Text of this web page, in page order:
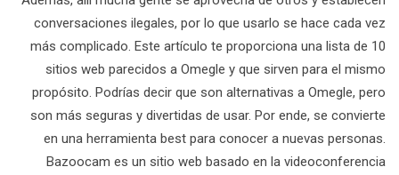
conversaciones ilegales, por lo que usarlo se hace cada vez
más complicado. Este artículo te proporciona una lista de 10
sitios web parecidos a Omegle y que sirven para el mismo
propósito. Podrías decir que son alternativas a Omegle, pero
son más seguras y divertidas de usar. Por ende, se convierte
en una herramienta best para conocer a nuevas personas.
Bazoocam es un sitio web basado en la videoconferencia